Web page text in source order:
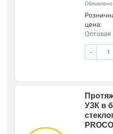
цена:
Оптовая
-
УЗК в